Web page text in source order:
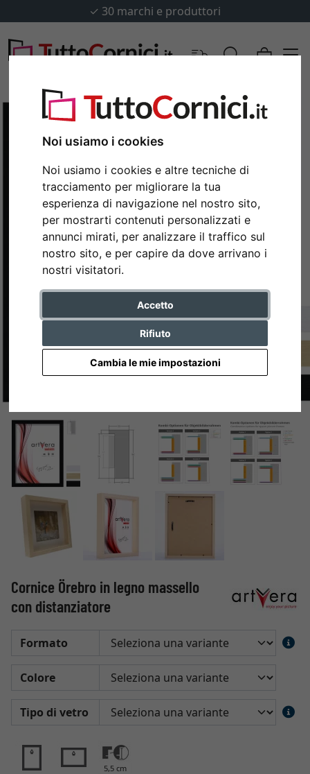
Noi usiamo i cookies
Noi usiamo i cookies e altre tecniche di
tracciamento per migliorare la tua
esperienza di navigazione nel nostro sito,
per mostrarti contenuti personalizzati e
annunci mirati, per analizzare il traffico sul
nostro sito, e per capire da dove arrivano i
nostri visitatori.
Accetto
Rifiuto
Cambia le mie impostazioni
✓ 30 marchi e produttori
Indietro
Cornice Örebro in legno massello
con distanziatore
Formato
Colore
Tipo di vetro
5,5 cm